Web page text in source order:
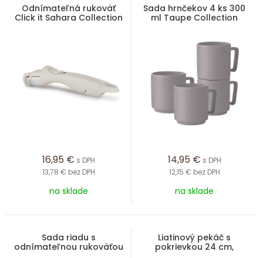
Odnímateľná rukoväť
Click it Sahara Collection
16,95 € s DPH
13,78 € bez DPH
na sklade
Sada hrnčekov 4 ks 300
ml Taupe Collection
14,95 € s DPH
12,15 € bez DPH
na sklade
Sada riadu s
odnímateľnou rukoväťou
Liatinový pekáč s
pokrievkou 24 cm,